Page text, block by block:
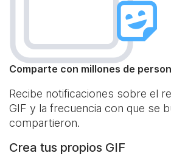
Comparte con millones de
Recibe notificaciones sobre el
GIF y la frecuencia con que se
compartieron.
Crea tus propios GIF